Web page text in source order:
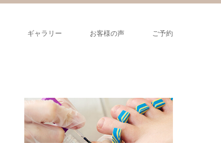
ギャラリー お客様の声 ご予約